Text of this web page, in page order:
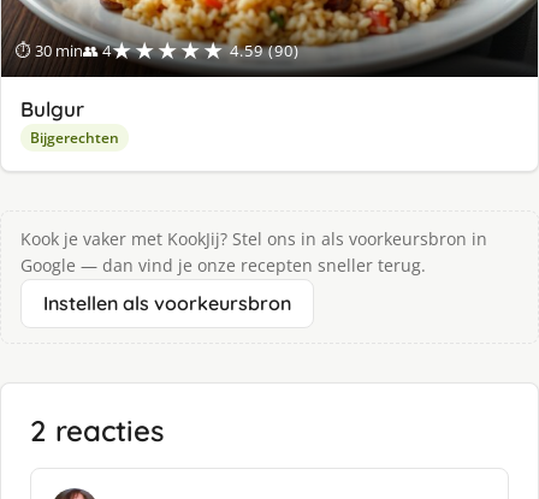
⏱ 30 min👥 4★★★★★ 4.59 (90)
Bulgur
Bijgerechten
Kook je vaker met KookJij? Stel ons in als voorkeursbron in
Google — dan vind je onze recepten sneller terug.
Instellen als voorkeursbron
2 reacties